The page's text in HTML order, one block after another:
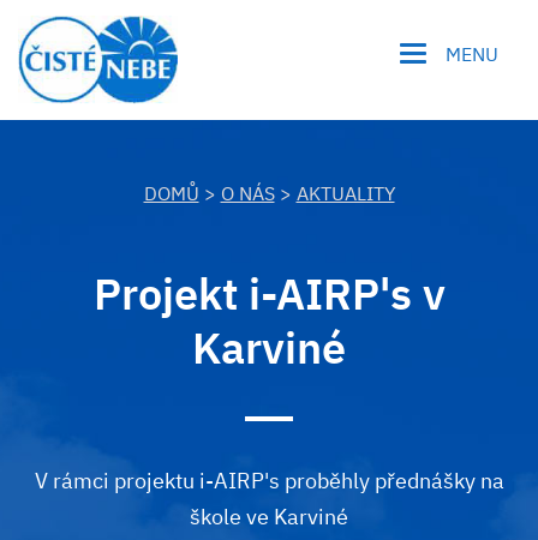
MENU
DOMŮ > O NÁS> AKTUALITY
Projekt i-AIRP's v
Karviné
V rámci projektu i-AIRP's proběhly přednášky na
škole ve Karviné